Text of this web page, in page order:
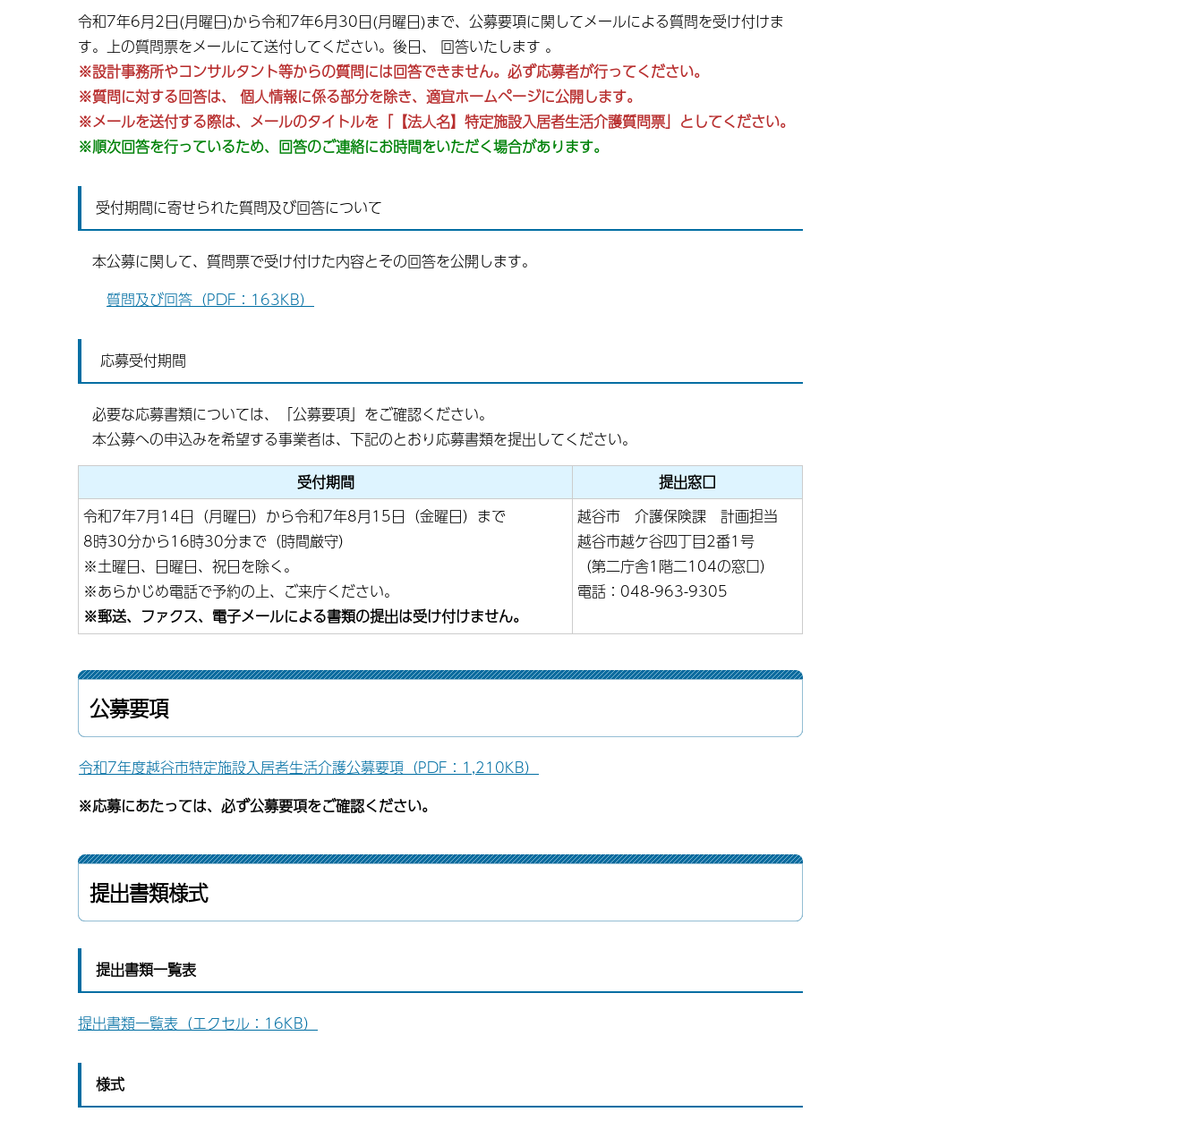
令和7年6月2日(月曜日)から令和7年6月30日(月曜日)まで、公募要項に関してメールによる質問を受け付けま
す。上の質問票をメールにて送付してください。後日、 回答いたします 。
※設計事務所やコンサルタント等からの質問には回答できません。必ず応募者が行ってください。
※質問に対する回答は、 個人情報に係る部分を除き、適宜ホームページに公開します。
※メールを送付する際は、メールのタイトルを「【法人名】特定施設入居者生活介護質問票」としてください。
※順次回答を行っているため、回答のご連絡にお時間をいただく場合があります。
受付期間に寄せられた質問及び回答について
本公募に関して、質問票で受け付けた内容とその回答を公開します。
質問及び回答（PDF：163KB）
応募受付期間
必要な応募書類については、「公募要項」をご確認ください。
本公募への申込みを希望する事業者は、下記のとおり応募書類を提出してください。
受付期間
提出窓口
令和7年7月14日（月曜日）から令和7年8月15日（金曜日）まで
8時30分から16時30分まで（時間厳守）
※土曜日、日曜日、祝日を除く。
※あらかじめ電話で予約の上、ご来庁ください。
※郵送、ファクス、電子メールによる書類の提出は受け付けません。
越谷市 介護保険課 計画担当
越谷市越ケ谷四丁目2番1号
（第二庁舎1階二104の窓口）
電話：048-963-9305
公募要項
令和7年度越谷市特定施設入居者生活介護公募要項（PDF：1,210KB）
※応募にあたっては、必ず公募要項をご確認ください。
提出書類様式
提出書類一覧表
提出書類一覧表（エクセル：16KB）
様式